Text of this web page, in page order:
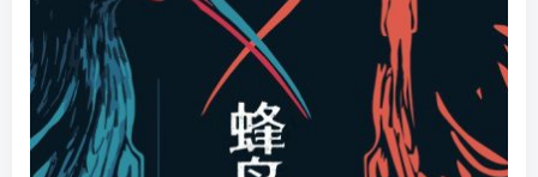
用户名/手机号/邮箱
登录密码
找回密码 免密登录
登录